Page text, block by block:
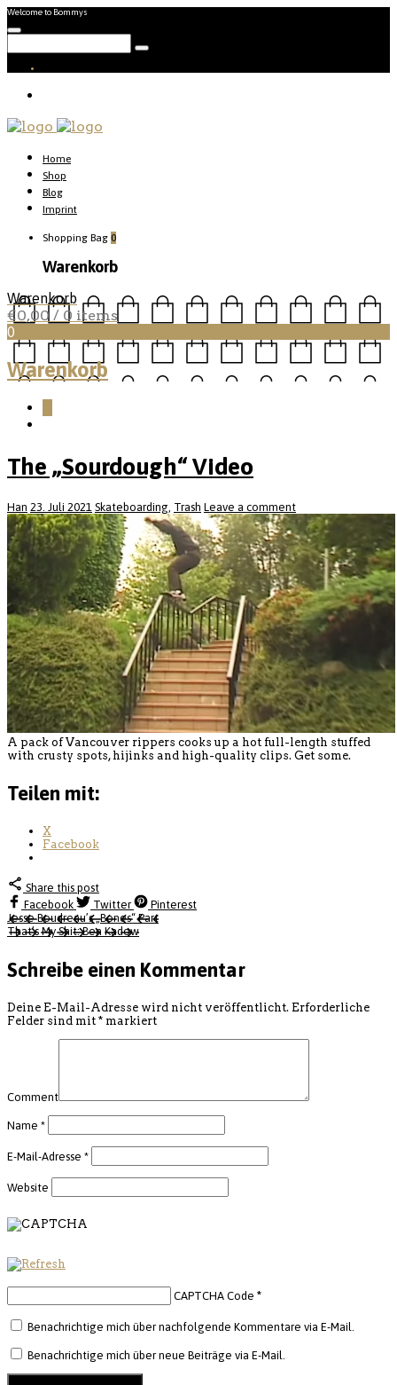
Welcome to Bommys
Home
Shop
Blog
Imprint
Shopping Bag 0
Warenkorb
Warenkorb
€0,00 / 0 items
0
Warenkorb
The „Sourdough“ Video
Han 23. Juli 2021 Skateboarding Trash Leave a comment
A pack of Vancouver rippers cooks up a hot full-length stuffed
with crusty spots, hijinks and high-quality clips. Get some.
Teilen mit:
X
Facebook
Share this post
Facebook
Twitter
Pinterest
Jesse Boudreau’s „Bones“ Part
That’s My Shit: Ben Kadow
Schreibe einen Kommentar
Deine E-Mail-Adresse wird nicht veröffentlicht. Erforderliche
Felder sind mit * markiert
Comment
Name *
E-Mail-Adresse *
Website
CAPTCHA Code *
Benachrichtige mich über nachfolgende Kommentare via E-Mail.
Benachrichtige mich über neue Beiträge via E-Mail.